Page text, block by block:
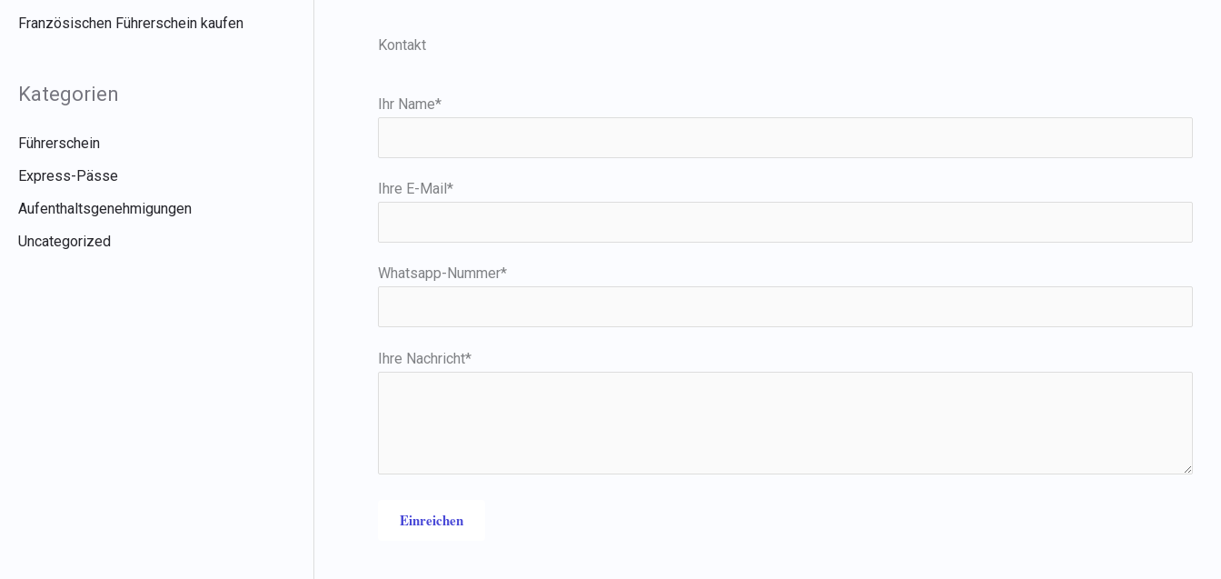
Französischen Führerschein kaufen
Kategorien
Führerschein
Express-Pässe
Aufenthaltsgenehmigungen
Uncategorized
Kontakt
Ihr Name*
Ihre E-Mail*
Whatsapp-Nummer*
Ihre Nachricht*